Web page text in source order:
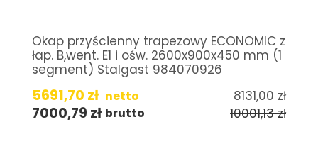
Okap przyścienny trapezowy ECONOMIC z
łap. B,went. E1 i ośw. 2600x900x450 mm (1
segment) Stalgast 984070926
5691,70 zł netto 8131,00zł
7000,79 zł brutto 10001,13zł